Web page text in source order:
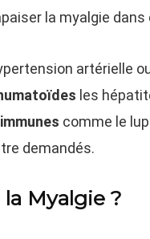
la myalgie dans
artérielle
les
comme le
demandés.
Myalgie ?